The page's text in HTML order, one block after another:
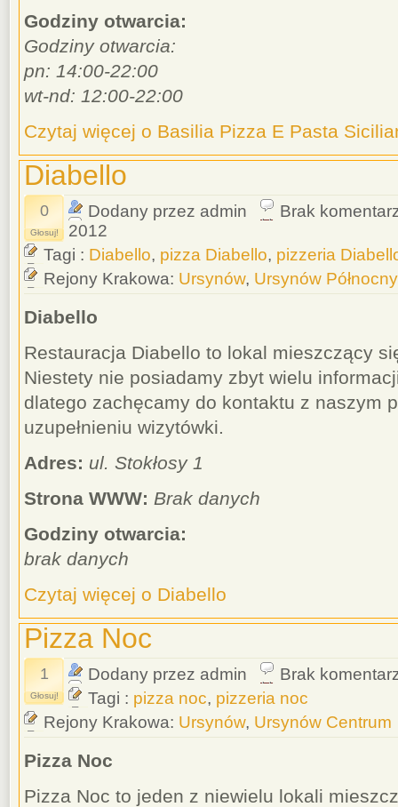
Godziny otwarcia:
Godziny otwarcia:
pn: 14:00-22:00
wt-nd: 12:00-22:00
Czytaj więcej o Basilia Pizza E Pasta
Diabello
0
Głosuj!
Dodany przez admin
Brak
2012
Tagi : Diabello, pizza Diabello, pizzeria
Rejony Krakowa: Ursynów, Ursynów Północny
Diabello
Restauracja Diabello to lokal mieszczący
Niestety nie posiadamy zbyt wielu
dlatego zachęcamy do kontaktu z naszym
uzupełnieniu wizytówki.
Adres: ul. Stokłosy 1
Strona WWW: Brak danych
Godziny otwarcia:
brak danych
Czytaj więcej o Diabello
Pizza Noc
1
Głosuj!
Dodany przez admin
Brak
Tagi : pizza noc, pizzeria noc
Rejony Krakowa: Ursynów, Ursynów Centrum
Pizza Noc
Pizza Noc to jeden z niewielu lokali